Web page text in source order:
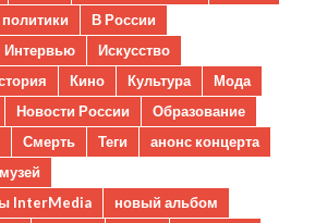
политики
В России
Интервью
Искусство
Кино Культура
Мода
Новости России
Образование
Смерть Теги
анонс концерта
музей
InterMedia
новый альбом